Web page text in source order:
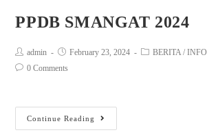
PPDB SMANGAT 2024
admin February 23, 2024 BERITA / INFO
0 Comments
Continue Reading